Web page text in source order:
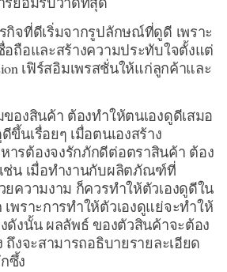
จที่ดีเริ่มจากรูปลักษณ์ที่ดูดี เพราะ
อถือและสร้างความประทับใจตั้งแต่
เฟิร์สอิมเพรสชั่นให้แก่ลูกค้าและ
องสินค้า ต้องทำให้ตนเองดูดีเสมอ
นเรื่อยๆ เมื่อตนเองสร้าง
รต้องจงรักภักดีต่อตราสินค้า ต้อง
ช่น เมื่อทำงานกับผลิตภัณฑ์ที่
ยความงาม ก็ควรทำให้ตัวเองดูดีใน
พราะการทำให้ตัวเองดูแย่จะทำให้
ดังนั้น ผลลัพธ์ ของตัวสินค้าจะต้อง
ถึงจะสามารถอธิบายรายละเอียด
ซึ้ง